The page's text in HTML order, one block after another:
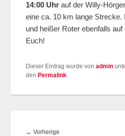
14:00 Uhr auf der Willy-
eine ca. 10 km lange
und heißer Roter ebenfalls
Euch!
Dieser Eintrag wurde von admin
den Permalink.
← Vorherige